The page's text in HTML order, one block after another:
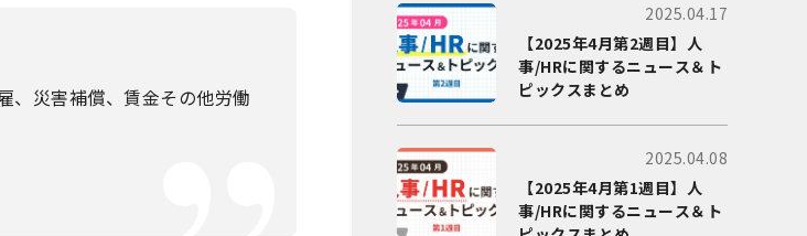
災害補償、賃金その他労働
2025.04.17
【2025年4月第2週目】人
事/HRに関するニュース＆ト
ピックスまとめ
2025.04.08
【2025年4月第1週目】人
事/HRに関するニュース＆ト